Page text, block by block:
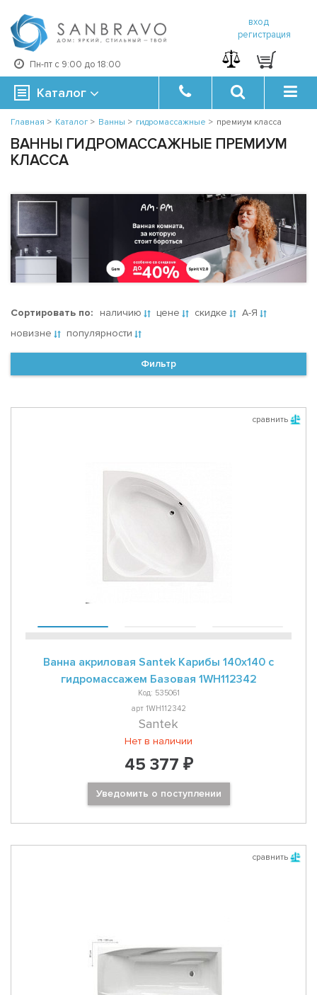
Пн-пт с 9:00 до 18:00
вход
регистрация
Каталог
Главная > Каталог > Ванны > гидромассажные > премиум класса
ВАННЫ ГИДРОМАССАЖНЫЕ ПРЕМИУМ
КЛАССА
Сортировать по: наличию цене скидке
А-Я
новизне
популярности
Фильтр
сравнить
Ванна акриловая Santek Карибы 140х140 с
гидромассажем Базовая 1WH112342
Код: 535061
арт 1WH112342
Santek
Нет в наличии
45 377 ₽
Уведомить о поступлении
сравнить